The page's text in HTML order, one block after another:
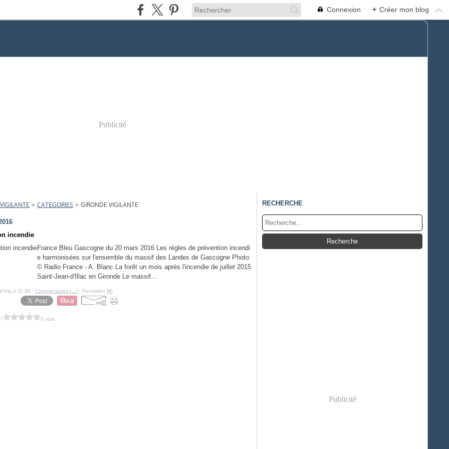
Connexion + Créer mon blog
Publicité
> CATEGORIES > GIRONDE VIGILANTE
incendie
France Bleu Gascogne du 20 mars 2016 Les règles de prévention incendi
e harmonisées sur l'ensemble du massif des Landes de Gascogne Photo
© Radio France - A. Blanc La forêt un mois après l'incendie de juillet 2015
Saint-Jean-d'Illac en Gironde Le massif...
Vig à 11:30 -Commentaires [ …] - Permalien [#]
0 vote
RECHERCHE
Publicité